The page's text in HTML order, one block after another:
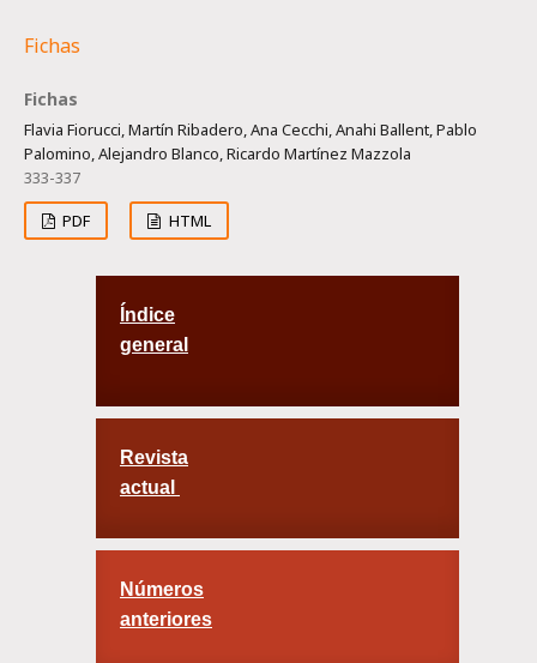
Fichas
Fichas
Flavia Fiorucci, Martín Ribadero, Ana Cecchi, Anahi Ballent, Pablo
Palomino, Alejandro Blanco, Ricardo Martínez Mazzola
333-337
PDF
HTML
Índice
general
Revista
actual
Números
anteriores